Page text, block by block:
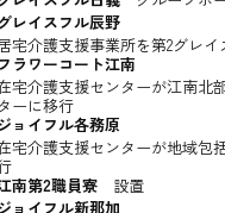
グレイスフル辰野
宅介護支援事業所を第2グレ
フラワーコート江南
宅介護支援センターが江南北
ターに移行
ョイフル各務原
宅介護支援センターが地域包
南第2職員寮設置
ョイフル新那加